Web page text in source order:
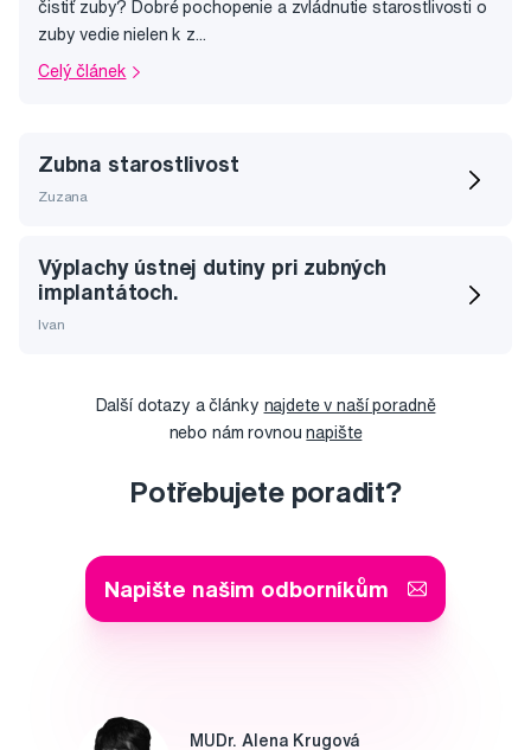
čistiť zuby? Dobré pochopenie a zvládnutie starostlivosti o
zuby vedie nielen k z...
Celý článek
Zubna starostlivost
Zuzana
Výplachy ústnej dutiny pri zubných
implantátoch.
Ivan
Další dotazy a články najdete v naší poradně
nebo nám rovnounapište
Potřebujete poradit?
Napište našim odborníkům
MUDr. Alena Krugová